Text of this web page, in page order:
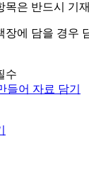
목은 반드시 기
장에 담을 경우
들어 자료 담기